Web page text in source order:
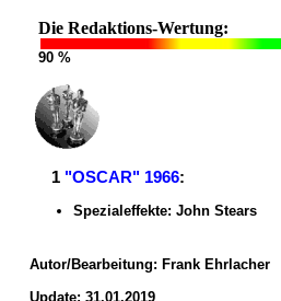
Die Redaktions-Wertung:
90 %
1 "OSCAR" 1966:
Spezialeffekte: John Stears
Autor/Bearbeitung: Frank Ehrlacher
Update: 31.01.2019